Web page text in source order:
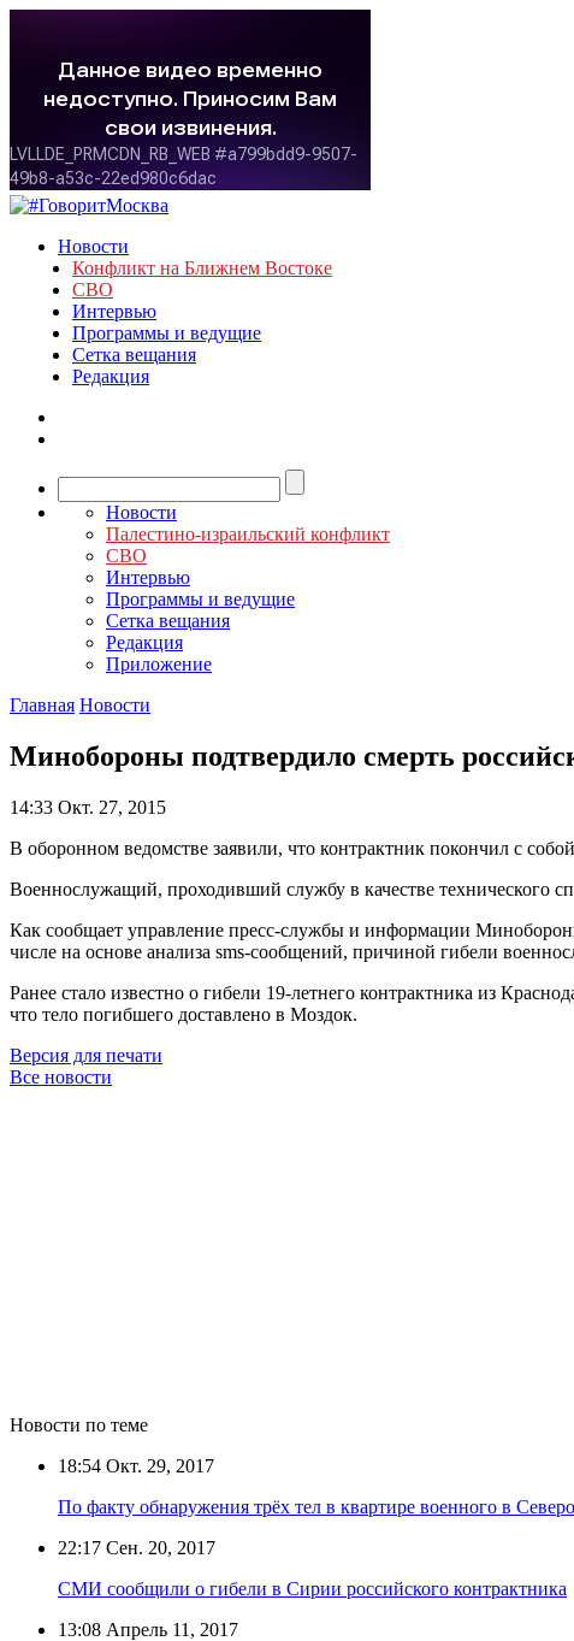
Новости
Конфликт на Ближнем Востоке
СВО
Интервью
Программы и ведущие
Сетка вещания
Редакция
Новости
Палестино-израильский конфликт
СВО
Интервью
Программы и ведущие
Сетка вещания
Редакция
Приложение
Главная Новости
Минобороны подтвердило смерть
14:33 Окт. 27, 2015
В оборонном ведомстве заявили, что контрактник покончил с
Военнослужащий, проходивший службу в качестве технического
Как сообщает управление пресс-службы и информации
числе на основе анализа sms-сообщений, причиной гибели
Ранее стало известно о гибели 19-летнего контрактника из
что тело погибшего доставлено в Моздок.
Версия для печати
Все новости
Новости по теме
18:54 Окт. 29, 2017
По факту обнаружения трёх тел в квартире военного в
22:17 Сен. 20, 2017
СМИ сообщили о гибели в Сирии российского контрактника
13:08 Апрель 11, 2017